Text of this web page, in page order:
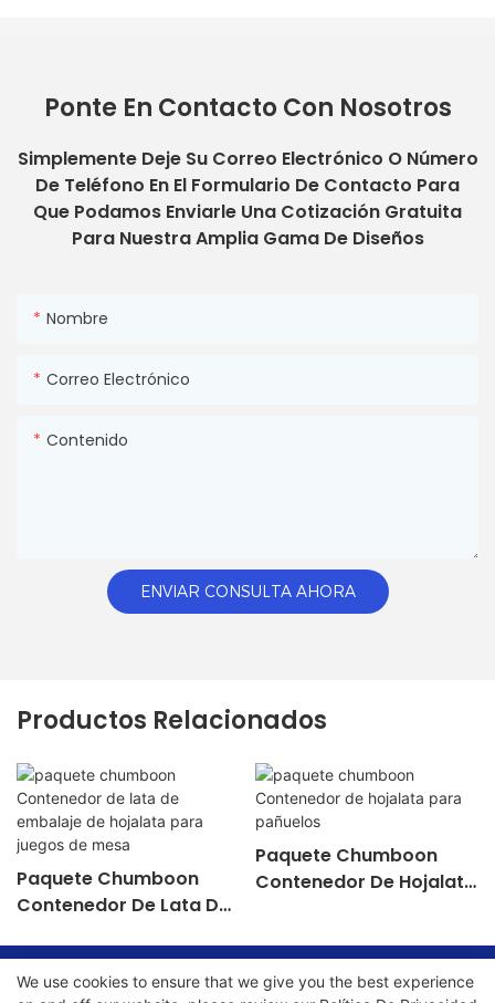
Ponte En Contacto Con Nosotros
Simplemente Deje Su Correo Electrónico O Número
De Teléfono En El Formulario De Contacto Para
Que Podamos Enviarle Una Cotización Gratuita
Para Nuestra Amplia Gama De Diseños
Nombre
Correo Electrónico
Contenido
ENVIAR CONSULTA AHORA
Productos Relacionados
Paquete Chumboon
Contenedor De Lata De
Para Juegos De Mesa
Paquete Chumboon
Contenedor De Hojalata
Copyright © 2026 Chumboon Metal Packaging Group Co.,
We use cookies to ensure that we give you the best experience